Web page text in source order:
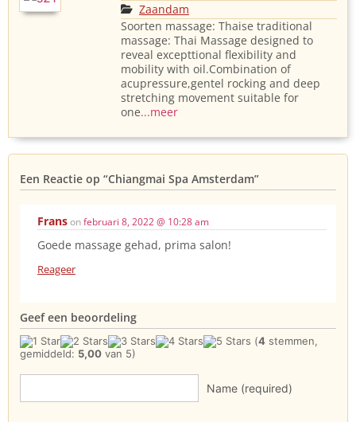
Zaandam
Soorten massage: Thaise traditional
massage: Thai Massage designed to
reveal excepttional flexibility and
mobility with oil.Combination of
acupressure,gentel rocking and deep
stretching movement suitable for
one...meer
Een Reactie op “Chiangmai Spa Amsterdam”
Fransonfebruari 8, 2022 @ 10:28 am
Goede massage gehad, prima salon!
Reageer
Geef een beoordeling
(4 stemmen,
gemiddeld: 5,00 van 5)
Name (required)